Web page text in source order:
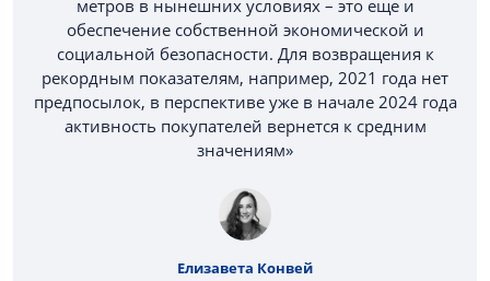
метров в нынешних условиях – это еще и
обеспечение собственной экономической и
социальной безопасности. Для возвращения к
рекордным показателям, например, 2021 года нет
предпосылок, в перспективе уже в начале 2024 года
активность покупателей вернется к средним
значениям»
Елизавета Конвей